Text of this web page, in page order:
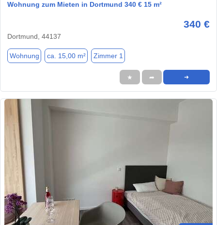
Wohnung zum Mieten in Dortmund 340 € 15 m²
340 €
Dortmund, 44137
Wohnung ca. 15,00 m² Zimmer 1
★ ➦ ➜